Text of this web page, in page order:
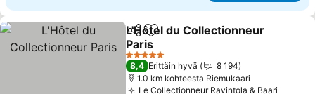
Jaa Lisää suosikkeihin
L'Hôtel du Collectionneur
Paris
5 Tähtiluokitus
8,4 Erittäin hyvä
8 194
1.0 km kohteesta Riemukaari
Le Collectionneur Ravintola & Baari